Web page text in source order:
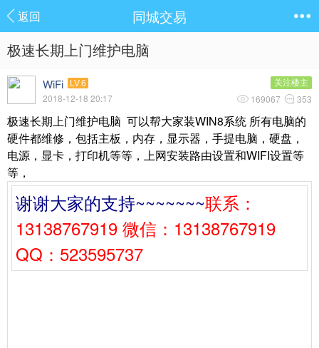
返回 同城交易
极速长期上门维护电脑
WiFi LV.6
2018-12-18 20:17
关注楼主
169067 353
极速长期上门维护电脑 可以帮大家装WIN8系统 所有电脑的
硬件都维修，包括主板，内存，显示器，手提电脑，硬盘，
电源，显卡，打印机等等，上网安装路由设置和WIFI设置等
等，
谢谢大家的支持~~~~~~~联系：
13138767919 微信：13138767919
QQ：523595737